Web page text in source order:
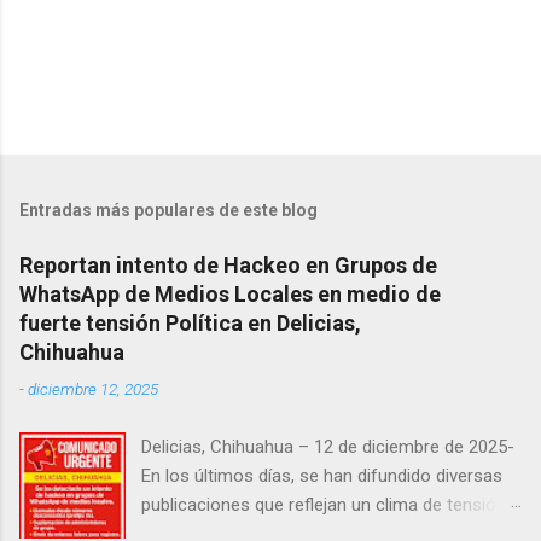
Entradas más populares de este blog
Reportan intento de Hackeo en Grupos de
WhatsApp de Medios Locales en medio de
fuerte tensión Política en Delicias,
Chihuahua
-diciembre 12, 2025
Delicias, Chihuahua – 12 de diciembre de 2025-
En los últimos días, se han difundido diversas
publicaciones que reflejan un clima de tensión